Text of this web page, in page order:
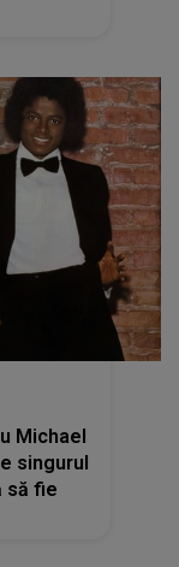
Michael
singurul
să fie